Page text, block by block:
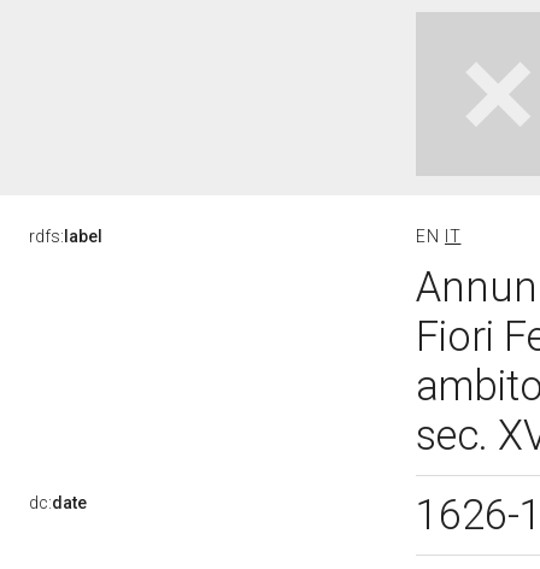
rdfs: label EN IT
Fiori
sec.
dc:date 1626-